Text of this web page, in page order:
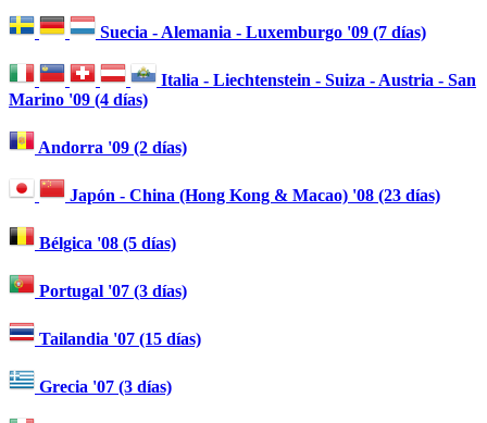
Suecia - Alemania - Luxemburgo '09 (7 días)
Italia - Liechtenstein - Suiza - Austria - San
Marino '09 (4 días)
Andorra '09 (2 días)
Japón - China (Hong Kong & Macao) '08 (23 días)
Bélgica '08 (5 días)
Portugal '07 (3 días)
Tailandia '07 (15 días)
Grecia '07 (3 días)